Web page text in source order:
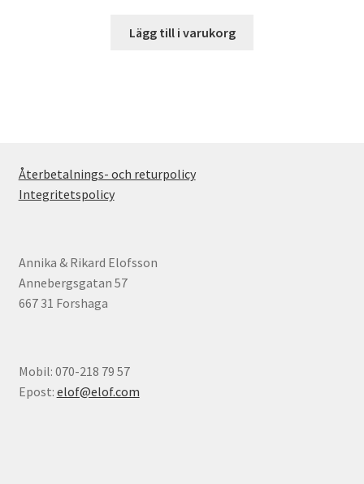
Lägg till i varukorg
Återbetalnings- och returpolicy
Integritetspolicy
Annika & Rikard Elofsson
Annebergsgatan 57
667 31 Forshaga
Mobil: 070-218 79 57
Epost: elof@elof.com